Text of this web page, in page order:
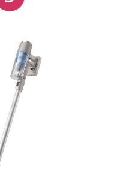
grande
otimizar a limpeza em
PERT 7.60 vem
incluindo escova
ferramentas para frestas,
locais mais difíceis.